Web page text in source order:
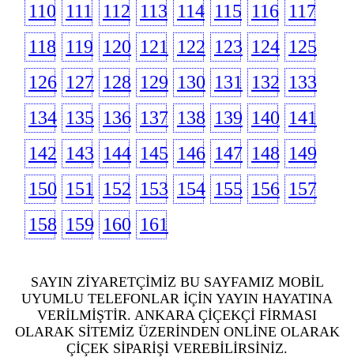
110 111 112 113 114 115 116 117
118 119 120 121 122 123 124 125
126 127 128 129 130 131 132 133
134 135 136 137 138 139 140 141
142 143 144 145 146 147 148 149
150 151 152 153 154 155 156 157
158 159 160 161
SAYIN ZİYARETÇİMİZ BU SAYFAMIZ MOBİL
UYUMLU TELEFONLAR İÇİN YAYIN HAYATINA
VERİLMİŞTİR. ANKARA ÇİÇEKÇİ FİRMASI
OLARAK SİTEMİZ ÜZERİNDEN ONLİNE OLARAK
ÇİÇEK SİPARİŞİ VEREBİLİRSİNİZ.